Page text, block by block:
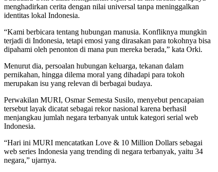
menghadirkan cerita dengan nilai universal tanpa meninggalkan
identitas lokal Indonesia.
“Kami berbicara tentang hubungan manusia. Konfliknya mungkin
terjadi di Indonesia, tetapi emosi yang dirasakan para tokohnya bisa
dipahami oleh penonton di mana pun mereka berada,” kata Orki.
Menurut dia, persoalan hubungan keluarga, tekanan dalam
pernikahan, hingga dilema moral yang dihadapi para tokoh
merupakan isu yang relevan di berbagai budaya.
Perwakilan MURI, Osmar Semesta Susilo, menyebut pencapaian
tersebut layak dicatat sebagai rekor nasional karena berhasil
menjangkau jumlah negara terbanyak untuk kategori serial web
Indonesia.
“Hari ini MURI mencatatkan Love & 10 Million Dollars sebagai
web series Indonesia yang trending di negara terbanyak, yaitu 34
negara,” ujarnya.